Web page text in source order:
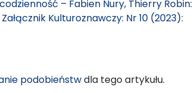
– Fabien Nury, Thierry Robin:
Załącznik Kulturoznawczy: Nr 10 (2023):
podobieństwdla tego artykułu.